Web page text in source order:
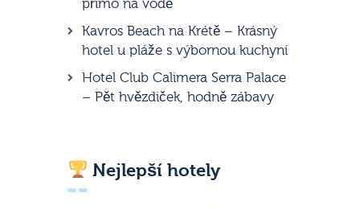
přímo na vodě
Kavros Beach na Krétě – Krásný
hotel u pláže s výbornou kuchyní
Hotel Club Calimera Serra Palace
– Pět hvězdiček, hodně zábavy
Nejlepší hotely